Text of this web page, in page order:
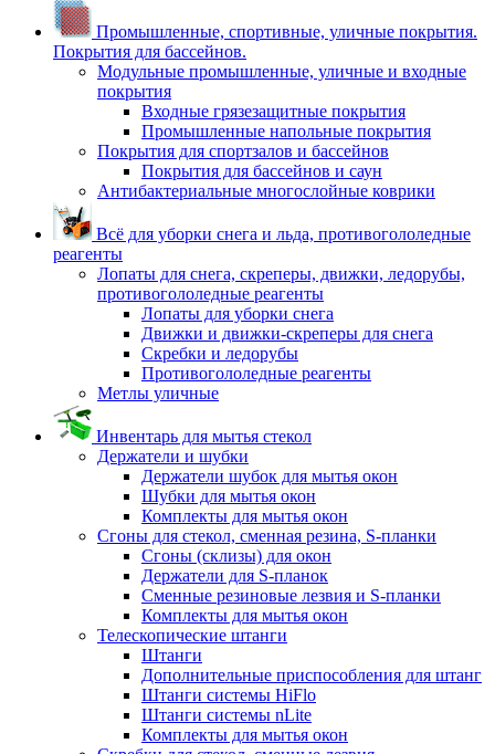
Промышленные, спортивные, уличные покрытия.
Покрытия для бассейнов.
Модульные промышленные, уличные и входные
покрытия
Входные грязезащитные покрытия
Промышленные напольные покрытия
Покрытия для спортзалов и бассейнов
Покрытия для бассейнов и саун
Антибактериальные многослойные коврики
Всё для уборки снега и льда, противогололедные
реагенты
Лопаты для снега, скреперы, движки, ледорубы,
противогололедные реагенты
Лопаты для уборки снега
Движки и движки-скреперы для снега
Скребки и ледорубы
Противогололедные реагенты
Метлы уличные
Инвентарь для мытья стекол
Держатели и шубки
Держатели шубок для мытья окон
Шубки для мытья окон
Комплекты для мытья окон
Сгоны для стекол, сменная резина, S-планки
Сгоны (склизы) для окон
Держатели для S-планок
Сменные резиновые лезвия и S-планки
Комплекты для мытья окон
Телескопические штанги
Штанги
Дополнительные приспособления для штанг
Штанги системы HiFlo
Штанги системы nLite
Комплекты для мытья окон